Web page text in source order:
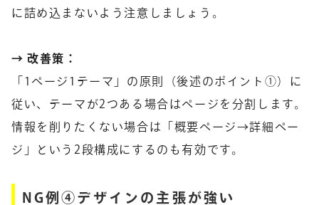
に詰め込まないよう注意しましょう。
→ 改善策：
「1ページ1テーマ」の原則（後述のポイント①）に
従い、テーマが2つある場合はページを分割します。
情報を削りたくない場合は「概要ページ→詳細ペー
ジ」という2段構成にするのも有効です。
NG例④デザインの主張が強い